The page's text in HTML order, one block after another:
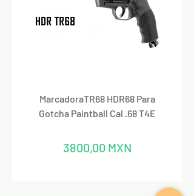
MarcadoraTR68 HDR68 Para
Gotcha Paintball Cal .68 T4E
Precio
3800,00 MXN